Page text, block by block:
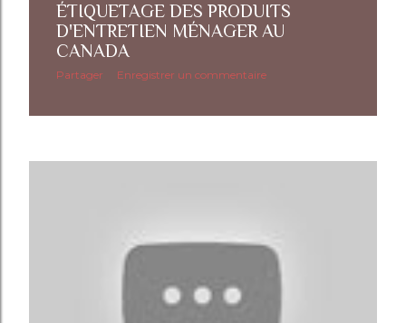
ÉTIQUETAGE DES PRODUITS
D'ENTRETIEN MÉNAGER AU
CANADA
Partager Enregistrer un commentaire